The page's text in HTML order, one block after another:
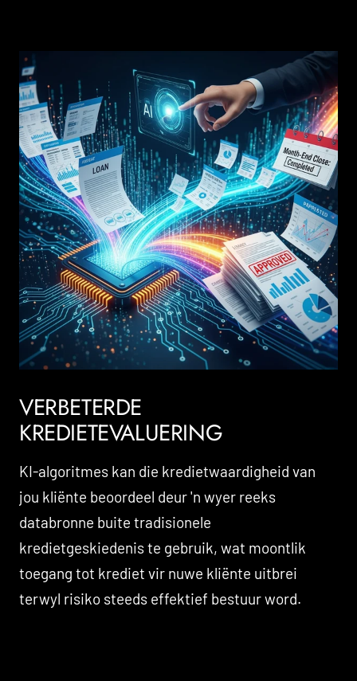
VERBETERDE
KREDIETEVALUERING
KI-algoritmes kan die kredietwaardigheid van
jou kliënte beoordeel deur 'n wyer reeks
databronne buite tradisionele
kredietgeskiedenis te gebruik, wat moontlik
toegang tot krediet vir nuwe kliënte uitbrei
terwyl risiko steeds effektief bestuur word.